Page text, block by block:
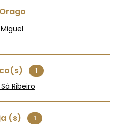
Orago
1
Ribeiro
(s) 1